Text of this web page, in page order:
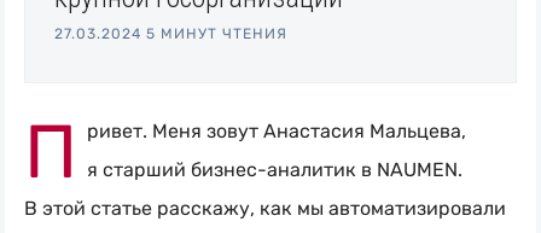
Naumen:
ITAM,
мониторинг
и
27.03.2024 5 МИНУТ ЧТЕНИЯ
П
ривет. Меня зовут Анастасия Мальцева,
я старший бизнес-аналитик в NAUMEN.
В этой статье расскажу, как мы автоматизировали